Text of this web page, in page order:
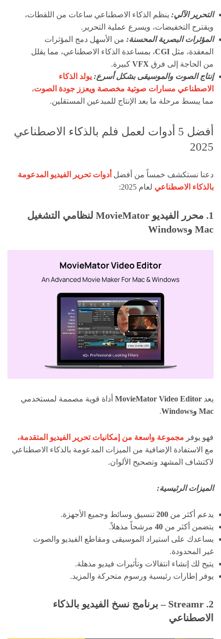
التحرير الآلي: ينظم الذكاء الاصطناعي ساعات من اللقطات،
ويقترح التخفيضات، ويسرع عملية التحرير.
المؤثرات البصرية المحسنة: من الأسهل دمج المؤثرات
المعقدة، مثل CGI، بمساعدة الذكاء الاصطناعي، مما يقلل
من الحاجة إلى فرق VFX كبيرة.
إنتاج الصوت والموسيقى بشكل أسرع: يولد الذكاء
الاصطناعي مسارات صوتية مخصصة ويعزز جودة الصوت،
مما يبسط مرحلة ما بعد الإنتاج للمبدعين المستقلين.
أفضل 5 أدوات لعمل فلم بالذكاء الاصطناعي
2025
دعنا نستكشف خمساً من أفضل أدوات تحرير الفيديو المدعومة
بالذكاء الاصطناعي لعام 2025:
1. محرر الفيديو MovieMator لنظامي التشغيل
Mac وWindows
يعد MovieMator Video Editor
أداة قوية مصممة لمستخدمي
Mac وWindows .
فهو يوفر مجموعة واسعة من إمكانيات تحرير الفيديو المتقدمة،
مع الاستفادة الإضافية من الميزات المدعومة بالذكاء الاصطناعي
لاكتشاف المشهد وتصحيح الألوان.
الميزات الرئيسية:
يدعم أكثر من 200 تنسيق وسائط وجميع الأجهزة.
يتضمن أكثر من 40 مرشحاً مذهلاً.
يساعدك على استيراد الموسيقى ومقاطع الفيديو والصوت
غير المحدودة.
يتيح لك إنشاء انتقالات وتأثيرات فيديو مذهلة.
يوفر إطارات رئيسية ورسوم متحركة والمزيد.
2. Streamr – برنامج نسخ الفيديو بالذكاء
الاصطناعي